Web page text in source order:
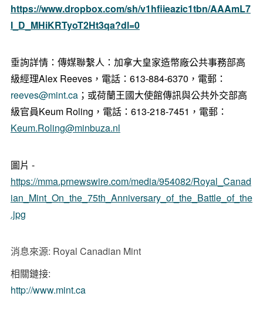
https://www.dropbox.com/sh/v1hfiieazic1tbn/AAAmL7
I_D_MHiKRTyoT2Ht3qa?dl=0
垂詢詳情：傳媒聯繫人：加拿大皇家造幣廠公共事務部高
級經理Alex Reeves，電話：613-884-6370，電郵：
reeves@mint.ca；或荷蘭王國大使館傳訊與公共外交部高
級官員Keum Roling，電話：613-218-7451，電郵：
Keum.Roling@minbuza.nl
圖片 -
https://mma.prnewswire.com/media/954082/Royal_Canad
ian_Mint_On_the_75th_Anniversary_of_the_Battle_of_the
.jpg
消息來源: Royal Canadian Mint
相關鏈接:
http://www.mint.ca